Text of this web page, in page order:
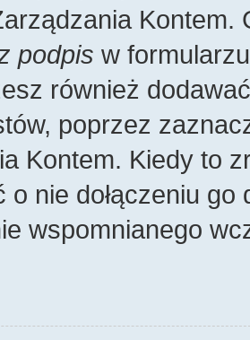
podpis w
również
poprzez
Kontem. Kiedy to
o nie dołączeniu
wspomnianego